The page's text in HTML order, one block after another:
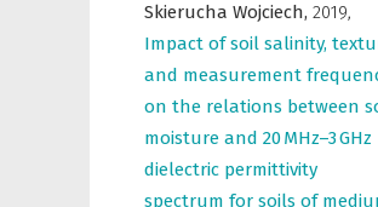
Skierucha Wojciech, 2019,
Impact of soil salinity,
and measurement
on the relations between
moisture and 20 MHz–3 GHz
dielectric permittivity
spectrum for soils of